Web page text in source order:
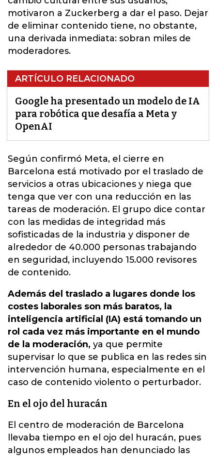
motivaron a Zuckerberg a dar el paso. Dejar
de eliminar contenido tiene, no obstante,
una derivada inmediata: sobran miles de
moderadores.
ARTÍCULO RELACIONADO
Google ha presentado un modelo de IA
para robótica que desafía a Meta y
OpenAI
Según confirmó Meta, el cierre en
Barcelona está motivado por el traslado de
servicios a otras ubicaciones y niega que
tenga que ver con una reducción en las
tareas de moderación. El grupo dice contar
con las medidas de integridad más
sofisticadas de la industria y disponer de
alrededor de 40.000 personas trabajando
en seguridad, incluyendo 15.000 revisores
de contenido.
Además del traslado a lugares donde los
costes laborales son más baratos, la
inteligencia artificial (IA) está tomando un
rol cada vez más importante en el mundo
de la moderación, ya que permite
supervisar lo que se publica en las redes sin
intervención humana, especialmente en el
caso de contenido violento o perturbador.
En el ojo del huracán
El centro de moderación de Barcelona
llevaba tiempo en el ojo del huracán, pues
algunos empleados han denunciado las